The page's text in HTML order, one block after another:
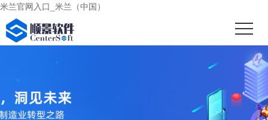
米兰官网入口_米兰（中国）